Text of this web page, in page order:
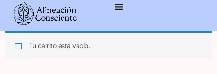
contenido
Tu carrito está vacío.